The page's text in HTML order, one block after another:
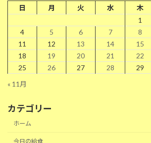
日
月 火 水 木
1
4
5 6 7 8
11
12 13 14 15
18
19 20 21 22
25
26 27 28 29
« 11月
カテゴリー
ホーム
今日の給食